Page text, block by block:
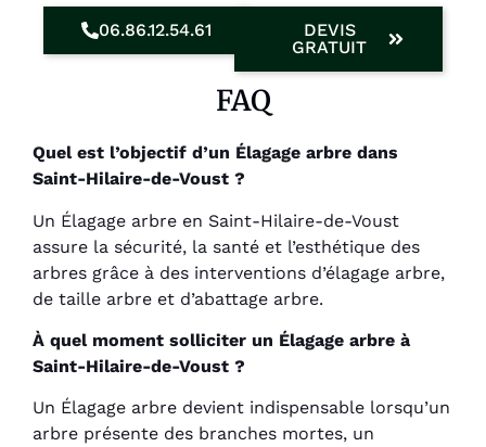
06.86.12.54.61
DEVIS
GRATUIT
FAQ
Quel est l’objectif d’un Élagage arbre dans
Saint-Hilaire-de-Voust ?
Un Élagage arbre en Saint-Hilaire-de-Voust
assure la sécurité, la santé et l’esthétique des
arbres grâce à des interventions d’élagage arbre,
de taille arbre et d’abattage arbre.
À quel moment solliciter un Élagage arbre à
Saint-Hilaire-de-Voust ?
Un Élagage arbre devient indispensable lorsqu’un
arbre présente des branches mortes, un